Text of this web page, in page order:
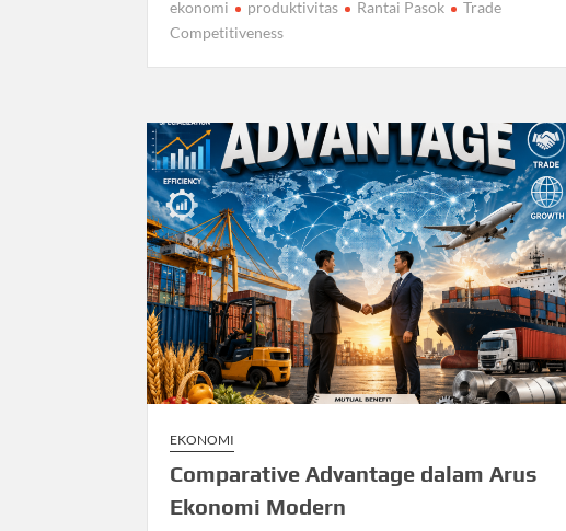
ekonomi
produktivitas Rantai Pasok
Trade
Competitiveness
EKONOMI
Comparative Advantage dalam Arus
Ekonomi Modern